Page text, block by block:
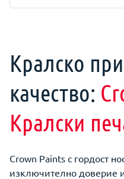
Кралско
качество:
Кралски
Crown Paints с гордост
изключително доверие